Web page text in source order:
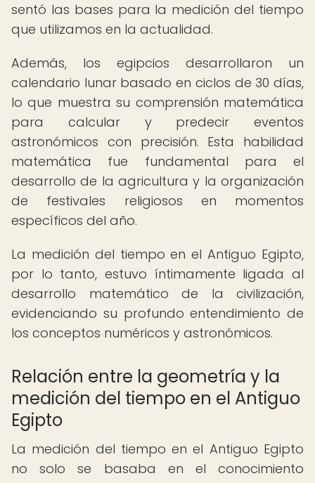
sentó las bases para la medición del tiempo
que utilizamos en la actualidad.
Además, los egipcios desarrollaron un
calendario lunar basado en ciclos de 30 días,
lo que muestra su comprensión matemática
para calcular y predecir eventos
astronómicos con precisión. Esta habilidad
matemática fue fundamental para el
desarrollo de la agricultura y la organización
de festivales religiosos en momentos
específicos del año.
La medición del tiempo en el Antiguo Egipto,
por lo tanto, estuvo íntimamente ligada al
desarrollo matemático de la civilización,
evidenciando su profundo entendimiento de
los conceptos numéricos y astronómicos.
Relación entre la geometría y la
medición del tiempo en el Antiguo
Egipto
La medición del tiempo en el Antiguo Egipto
no solo se basaba en el conocimiento